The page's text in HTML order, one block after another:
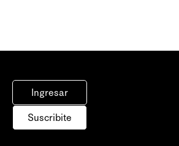
Ingresar
Suscribite